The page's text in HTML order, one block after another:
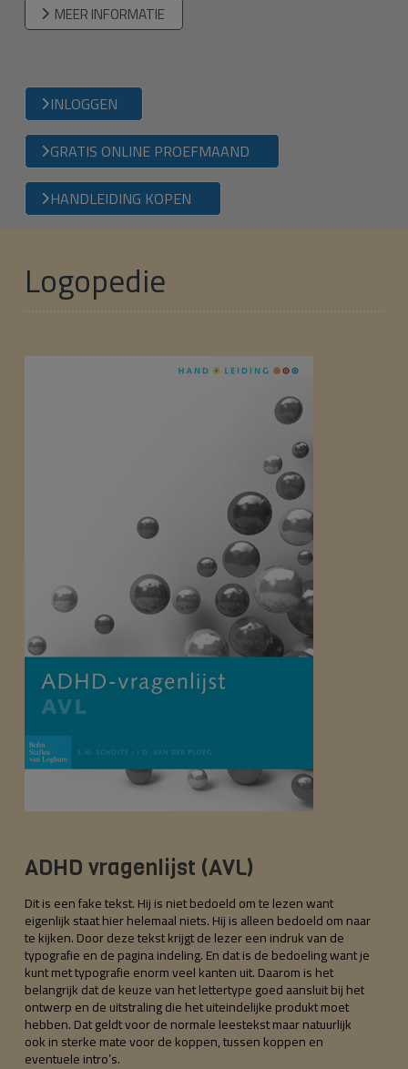
MEER INFORMATIE
INLOGGEN
GRATIS ONLINE PROEFMAAND
HANDLEIDING KOPEN
Logopedie
ADHD vragenlijst (AVL)
Dit is een fake tekst. Hij is niet bedoeld om te lezen want
eigenlijk staat hier helemaal niets. Hij is alleen bedoeld om naar
te kijken. Door deze tekst krijgt de lezer een indruk van de
typografie en de pagina indeling. En dat is de bedoeling want je
kunt met typografie enorm veel kanten uit. Daarom is het
belangrijk dat de keuze van het lettertype goed aansluit bij het
ontwerp en de uitstraling die het uiteindelijke produkt moet
hebben. Dat geldt voor de normale leestekst maar natuurlijk
ook in sterke mate voor de koppen, tussen koppen en
eventuele intro’s.